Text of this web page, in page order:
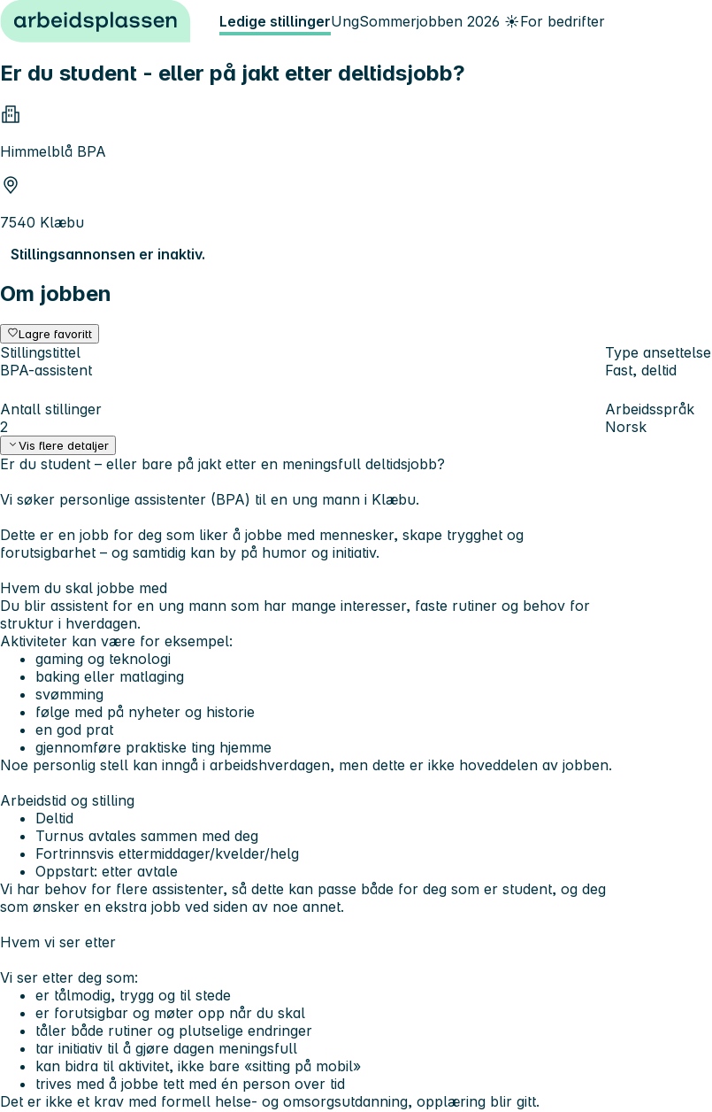
Hopp til innhold Ledige stillingerUngSommerjobben 2026 ☀️For bedrifter
Er du student - eller på jakt etter deltidsjobb?
Himmelblå BPA
7540 Klæbu
Stillingsannonsen er inaktiv.
Om jobben
Lagre favoritt
Stillingstittel
BPA-assistent
Type ansettelse
Fast, deltid
Antall stillinger
2
Arbeidsspråk
Norsk
Vis flere detaljer
Er du student – eller bare på jakt etter en meningsfull deltidsjobb?
Vi søker personlige assistenter (BPA) til en ung mann i Klæbu.
Dette er en jobb for deg som liker å jobbe med mennesker, skape trygghet og
forutsigbarhet – og samtidig kan by på humor og initiativ.
Hvem du skal jobbe med
Du blir assistent for en ung mann som har mange interesser, faste rutiner og behov for
struktur i hverdagen.
Aktiviteter kan være for eksempel:
gaming og teknologi
baking eller matlaging
svømming
følge med på nyheter og historie
en god prat
gjennomføre praktiske ting hjemme
Noe personlig stell kan inngå i arbeidshverdagen, men dette er ikke hoveddelen av jobben.
Arbeidstid og stilling
Deltid
Turnus avtales sammen med deg
Fortrinnsvis ettermiddager/kvelder/helg
Oppstart: etter avtale
Vi har behov for flere assistenter, så dette kan passe både for deg som er student, og deg
som ønsker en ekstra jobb ved siden av noe annet.
Hvem vi ser etter
Vi ser etter deg som:
er tålmodig, trygg og til stede
er forutsigbar og møter opp når du skal
tåler både rutiner og plutselige endringer
tar initiativ til å gjøre dagen meningsfull
kan bidra til aktivitet, ikke bare «sitting på mobil»
trives med å jobbe tett med én person over tid
Det er ikke et krav med formell helse- og omsorgsutdanning, opplæring blir gitt.